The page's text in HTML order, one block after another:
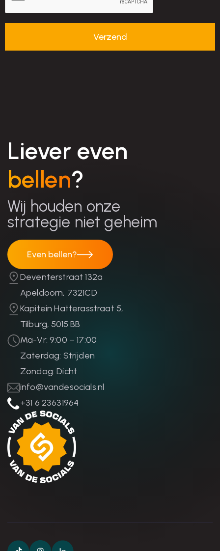
Liever even
bellen?
Wij houden onze
strategie niet geheim
Even bellen?
Deventerstraat 132a
Apeldoorn, 7321CD
Kapitein Hatterasstraat 5,
Tilburg, 5015 BB
Ma-Vr: 9:00 – 17:00
Zaterdag: Strijden
Zondag: Dicht
info@vandesocials.nl
+31 6 23631964